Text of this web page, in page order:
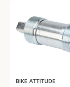
BIKE ATTITUDE